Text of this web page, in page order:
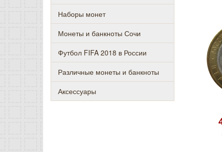
Наборы монет
Монеты и банкноты Сочи
Футбол FIFA 2018 в России
Различные монеты и банкноты
Аксессуары